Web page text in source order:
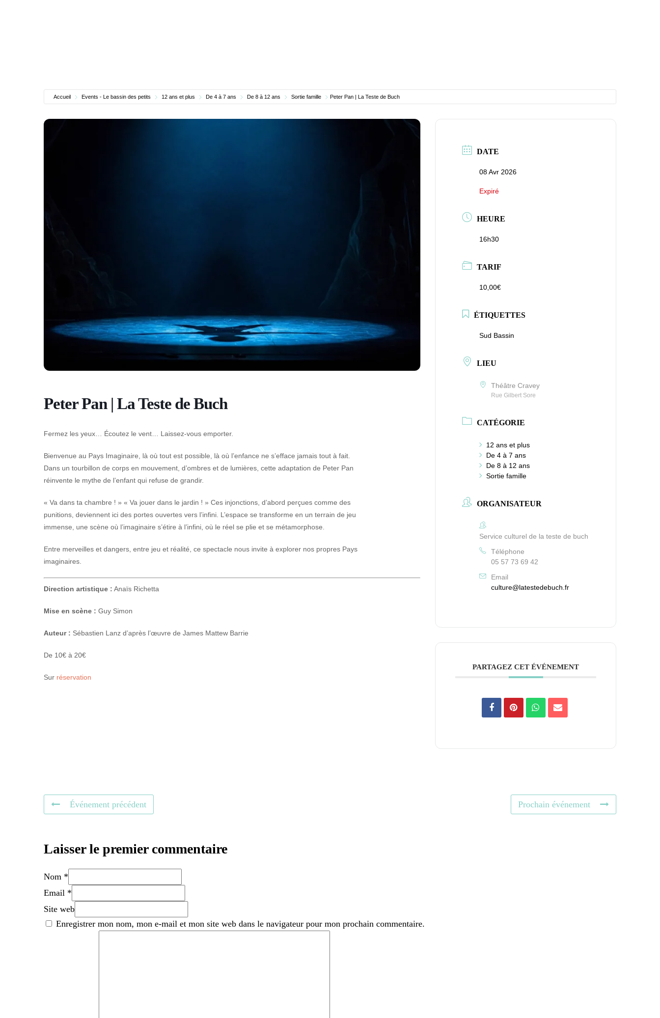
Accueil Events - Le bassin des petits 12 ans et plus De 4 à 7 ans De 8 à 12 ans Sortie famille Peter Pan | La Teste de Buch
Peter Pan | La Teste de Buch
Fermez les yeux… Écoutez le vent… Laissez-vous emporter.
Bienvenue au Pays Imaginaire, là où tout est possible, là où l’enfance ne s’efface jamais tout à fait.
Dans un tourbillon de corps en mouvement, d’ombres et de lumières, cette adaptation de Peter Pan
réinvente le mythe de l’enfant qui refuse de grandir.
« Va dans ta chambre ! » « Va jouer dans le jardin ! » Ces injonctions, d’abord perçues comme des
punitions, deviennent ici des portes ouvertes vers l’infini. L’espace se transforme en un terrain de jeu
immense, une scène où l’imaginaire s’étire à l’infini, où le réel se plie et se métamorphose.
Entre merveilles et dangers, entre jeu et réalité, ce spectacle nous invite à explorer nos propres Pays
imaginaires.
Direction artistique : Anaïs Richetta
Mise en scène : Guy Simon
Auteur : Sébastien Lanz d’après l’œuvre de James Mattew Barrie
De 10€ à 20€
Sur réservation
DATE
08 Avr 2026
Expiré
HEURE
16h30
TARIF
10,00€
ÉTIQUETTES
Sud Bassin
LIEU
Théâtre Cravey
Rue Gilbert Sore
CATÉGORIE
12 ans et plus
De 4 à 7 ans
De 8 à 12 ans
Sortie famille
ORGANISATEUR
Service culturel de la teste de buch
Téléphone
05 57 73 69 42
Email
culture@latestedebuch.fr
PARTAGEZ CET ÉVÉNEMENT
Événement précédent Prochain événement
Laisser le premier commentaire
Nom *
Email *
Site web
Enregistrer mon nom, mon e-mail et mon site web dans le navigateur pour mon prochain commentaire.